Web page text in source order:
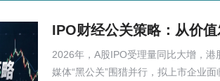
IPO财经公关策略：从价
2026年，A股IPO受理量同比大增，港
媒体“黑公关”围猎并行，拟上市企业